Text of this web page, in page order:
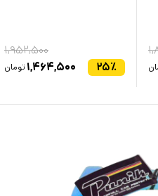
۲۵٪
۱,۹۵۲,۵۰۰
۱,۴۶۴,۵۰۰ تومان